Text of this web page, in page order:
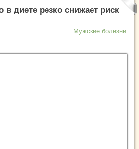
диете резко снижает риск
Мужские болезни